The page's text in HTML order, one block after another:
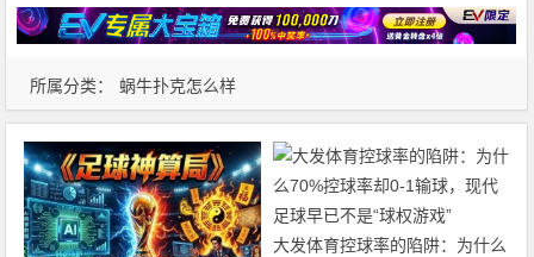
所属分类： 蜗牛扑克怎么样
大发体育控球率的陷阱：为什么